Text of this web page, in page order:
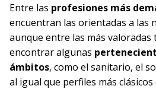
Entre las profesiones más
encuentran las orientadas a las
aunque entre las más valoradas
encontrar algunas
ámbitos, como el sanitario, el
al igual que perfiles más